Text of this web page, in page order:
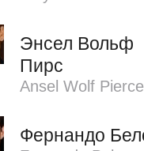
Энсел Вольф
Пирс
Ansel Wolf Pierce
Фернандо